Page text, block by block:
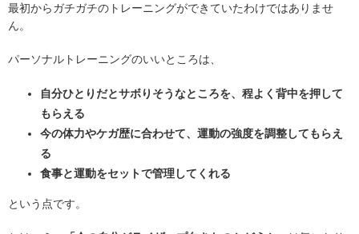
最初からガチガチのトレーニングができていたわけではありませ
ん。
パーソナルトレーニングのいいところは、
自分ひとりだとサボりそうなところを、程よく背中を押して
もらえる
今の体力やケガ歴に合わせて、運動の強度を調整してもらえ
る
食事と運動をセットで管理してくれる
という点です。